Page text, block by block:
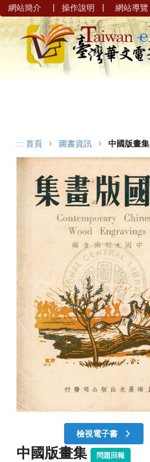
網站簡介 | 操作說明 | 網站導覽
::: 首頁 圖書資訊 中國版畫集
檢視電子書
中國版畫集 問題回報